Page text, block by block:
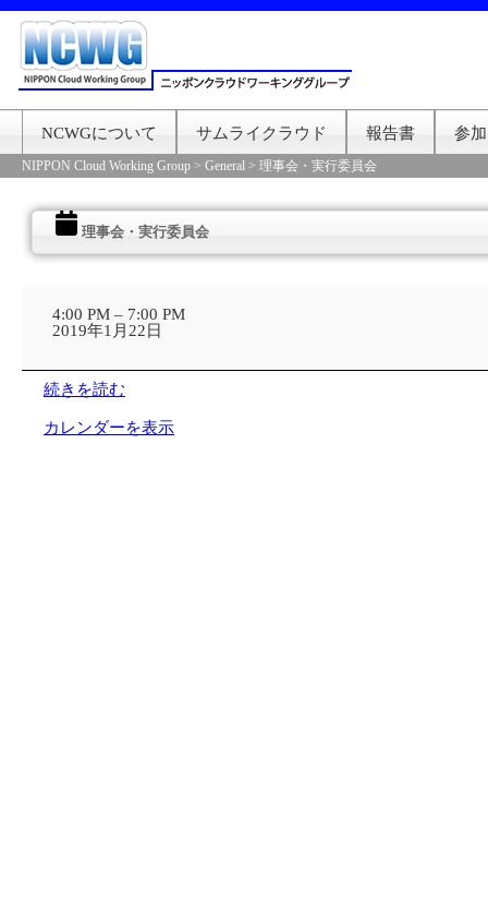
NCWGについて サムライクラウド 報告書 参
NIPPON Cloud Working Group > General > 理事会・実行委員会
理事会・実行委員会
会・
4:00 PM – 7:00 PM
2019年1月22日
続きを読む
カレンダーを表示